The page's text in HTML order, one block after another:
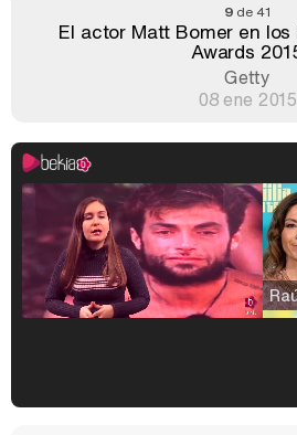
9 de 41
El actor Matt Bomer en
Awards
Getty
08 ene 2015